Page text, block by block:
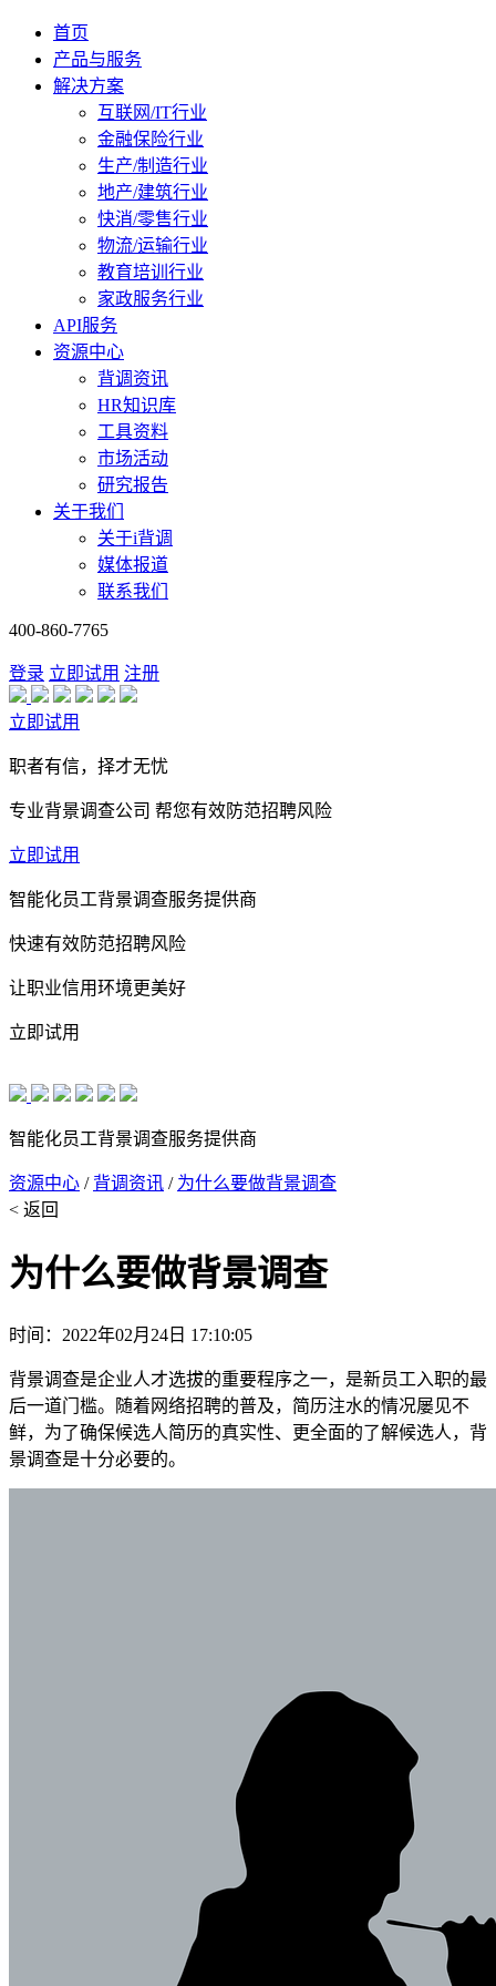
首页
产品与服务
解决方案
互联网/IT行业
金融保险行业
生产/制造行业
地产/建筑行业
快消/零售行业
物流/运输行业
教育培训行业
家政服务行业
API服务
资源中心
背调资讯
HR知识库
工具资料
市场活动
研究报告
关于我们
关于i背调
媒体报道
联系我们
400-860-7765
登录 立即试用 注册
立即试用
职者有信，择才无忧
专业背景调查公司 帮您有效防范招聘风险
立即试用
智能化员工背景调查服务提供商
快速有效防范招聘风险
让职业信用环境更美好
立即试用
智能化员工背景调查服务提供商
资源中心 / 背调资讯 / 为什么要做背景调查
< 返回
为什么要做背景调查
时间：2022年02月24日 17:10:05
背景调查是企业人才选拔的重要程序之一，是新员工入职的最
后一道门槛。随着网络招聘的普及，简历注水的情况屡见不
鲜，为了确保候选人简历的真实性、更全面的了解候选人，背
景调查是十分必要的。